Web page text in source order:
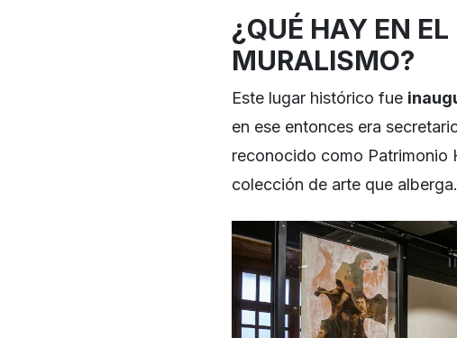
¿QUÉ HAY EN
MURALISMO?
Este lugar histórico fue
en ese entonces era
reconocido como Patrimonio
colección de arte que alberga.